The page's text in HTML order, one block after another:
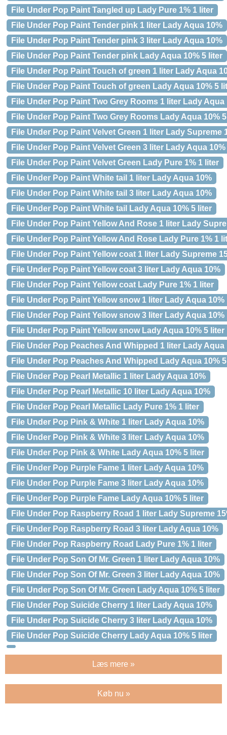
File Under Pop Paint Tangled up Lady Pure 1% 1 liter
File Under Pop Paint Tender pink 1 liter Lady Aqua 10%
File Under Pop Paint Tender pink 3 liter Lady Aqua 10%
File Under Pop Paint Tender pink Lady Aqua 10% 5 liter
File Under Pop Paint Touch of green 1 liter Lady Aqua
File Under Pop Paint Touch of green Lady Aqua 10% 5
File Under Pop Paint Two Grey Rooms 1 liter Lady Aqua
File Under Pop Paint Two Grey Rooms Lady Aqua 10%
File Under Pop Paint Velvet Green 1 liter Lady Supreme
File Under Pop Paint Velvet Green 3 liter Lady Aqua 10%
File Under Pop Paint Velvet Green Lady Pure 1% 1 liter
File Under Pop Paint White tail 1 liter Lady Aqua 10%
File Under Pop Paint White tail 3 liter Lady Aqua 10%
File Under Pop Paint White tail Lady Aqua 10% 5 liter
File Under Pop Paint Yellow And Rose 1 liter Lady
File Under Pop Paint Yellow And Rose Lady Pure 1% 1
File Under Pop Paint Yellow coat 1 liter Lady Supreme
File Under Pop Paint Yellow coat 3 liter Lady Aqua 10%
File Under Pop Paint Yellow coat Lady Pure 1% 1 liter
File Under Pop Paint Yellow snow 1 liter Lady Aqua 10%
File Under Pop Paint Yellow snow 3 liter Lady Aqua 10%
File Under Pop Paint Yellow snow Lady Aqua 10% 5 liter
File Under Pop Peaches And Whipped 1 liter Lady Aqua
File Under Pop Peaches And Whipped Lady Aqua 10%
File Under Pop Pearl Metallic 1 liter Lady Aqua 10%
File Under Pop Pearl Metallic 10 liter Lady Aqua 10%
File Under Pop Pearl Metallic Lady Pure 1% 1 liter
File Under Pop Pink & White 1 liter Lady Aqua 10%
File Under Pop Pink & White 3 liter Lady Aqua 10%
File Under Pop Pink & White Lady Aqua 10% 5 liter
File Under Pop Purple Fame 1 liter Lady Aqua 10%
File Under Pop Purple Fame 3 liter Lady Aqua 10%
File Under Pop Purple Fame Lady Aqua 10% 5 liter
File Under Pop Raspberry Road 1 liter Lady Supreme
File Under Pop Raspberry Road 3 liter Lady Aqua 10%
File Under Pop Raspberry Road Lady Pure 1% 1 liter
File Under Pop Son Of Mr. Green 1 liter Lady Aqua 10%
File Under Pop Son Of Mr. Green 3 liter Lady Aqua 10%
File Under Pop Son Of Mr. Green Lady Aqua 10% 5 liter
File Under Pop Suicide Cherry 1 liter Lady Aqua 10%
File Under Pop Suicide Cherry 3 liter Lady Aqua 10%
File Under Pop Suicide Cherry Lady Aqua 10% 5 liter
Læs mere »
Køb nu »